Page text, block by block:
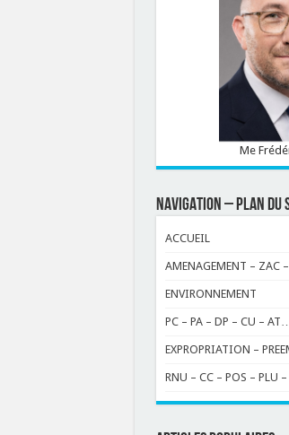
Me
NAVIGATION – PLAN DU
ACCUEIL
AMENAGEMENT – ZAC –
ENVIRONNEMENT
PC – PA – DP – CU –
EXPROPRIATION –
RNU – CC – POS – PLU